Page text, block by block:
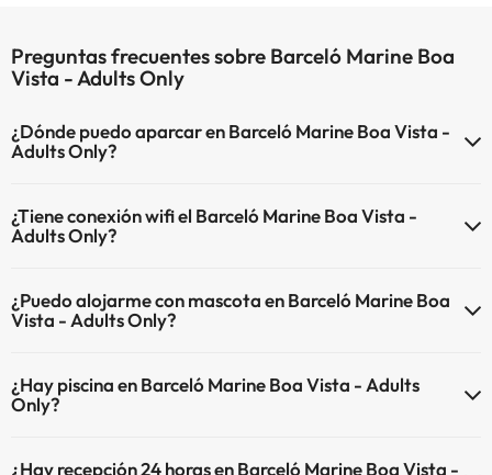
Preguntas frecuentes sobre Barceló Marine Boa
Vista - Adults Only
¿Dónde puedo aparcar en Barceló Marine Boa Vista -
Adults Only?
posibilidades de aparcamiento (bajo disponibilidad):
¿Tiene conexión wifi el Barceló Marine Boa Vista -
Adults Only?
¿Puedo alojarme con mascota en Barceló Marine Boa
Vista - Adults Only?
¿Hay piscina en Barceló Marine Boa Vista - Adults
Only?
puede ser de pago) Aquí tienes más info sobre la piscina y otras
¿Hay recepción 24 horas en Barceló Marine Boa Vista -